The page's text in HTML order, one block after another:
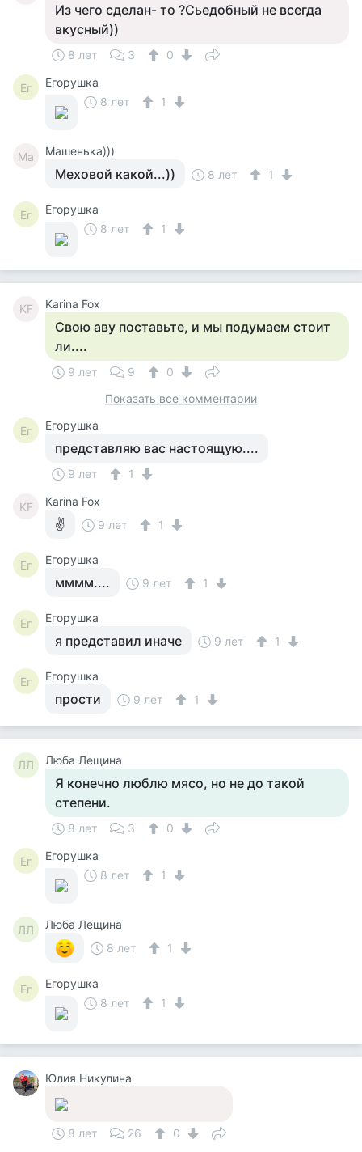
Из чего сделан- то ?Сьедобный не всегда
вкусный))
8 лет 3 0
Ег
Егорушка
8 лет
1
Ма Машенька)))
Меховой какой...)) 8 лет 1
Ег
Егорушка
8 лет
1
KF Karina Fox
Свою аву поставьте, и мы подумаем стоит
ли....
9 лет 9
0
Показать все комментарии
Ег Егорушка
представляю вас настоящую....
9 лет 1
KF Karina Fox
✌ 9 лет 1
Ег Егорушка
мммм.... 9 лет 1
Ег Егорушка
я представил иначе 9 лет 1
Ег Егорушка
прости 9 лет 1
ЛЛ Люба Лещина
Я конечно люблю мясо, но не до такой
степени.
8 лет 3 0
Ег
Егорушка
8 лет
1
ЛЛ
Люба Лещина
8 лет
1
Ег
Егорушка
8 лет
1
Юлия Никулина
8 лет 26
0